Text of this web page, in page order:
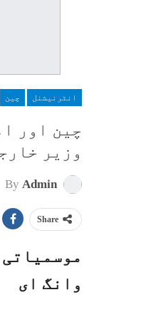
انٹرنیشنل چین
چین اور
وزیر
By Admin
Share
وانگ ای